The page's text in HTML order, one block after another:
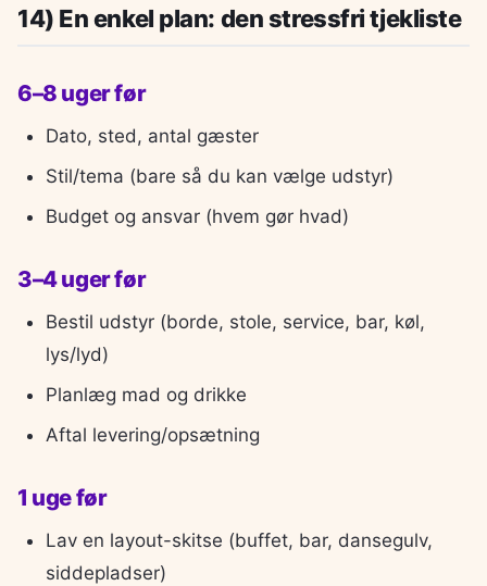
14) En enkel plan: den stressfri tjekliste
6–8 uger før
Dato, sted, antal gæster
Stil/tema (bare så du kan vælge udstyr)
Budget og ansvar (hvem gør hvad)
3–4 uger før
Bestil udstyr (borde, stole, service, bar, køl,
lys/lyd)
Planlæg mad og drikke
Aftal levering/opsætning
1 uge før
Lav en layout-skitse (buffet, bar, dansegulv,
siddepladser)